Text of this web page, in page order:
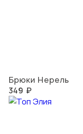
Брюки Нерель
349 ₽